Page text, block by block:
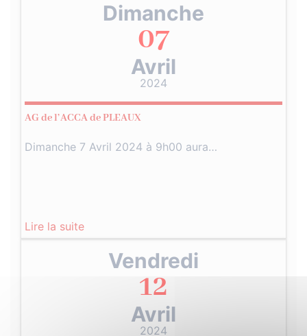
Dimanche
07
Avril
2024
AG de l’ACCA de PLEAUX
Dimanche 7 Avril 2024 à 9h00 aura…
Lire la suite
Vendredi
12
Avril
2024